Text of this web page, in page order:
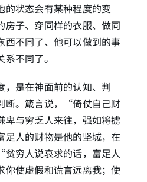
的状态会有某种程度的变
房子、穿同样的衣服、做同
西不同了、他可以做到的事
不同了。
，是在神面前的认知、判
断。箴言说，“倚仗自己财
与穷乏人来往，强如将掳
人的财物是他的坚城，在
穷人说哀求的话，富足人
使虚假和谎言远离我；使